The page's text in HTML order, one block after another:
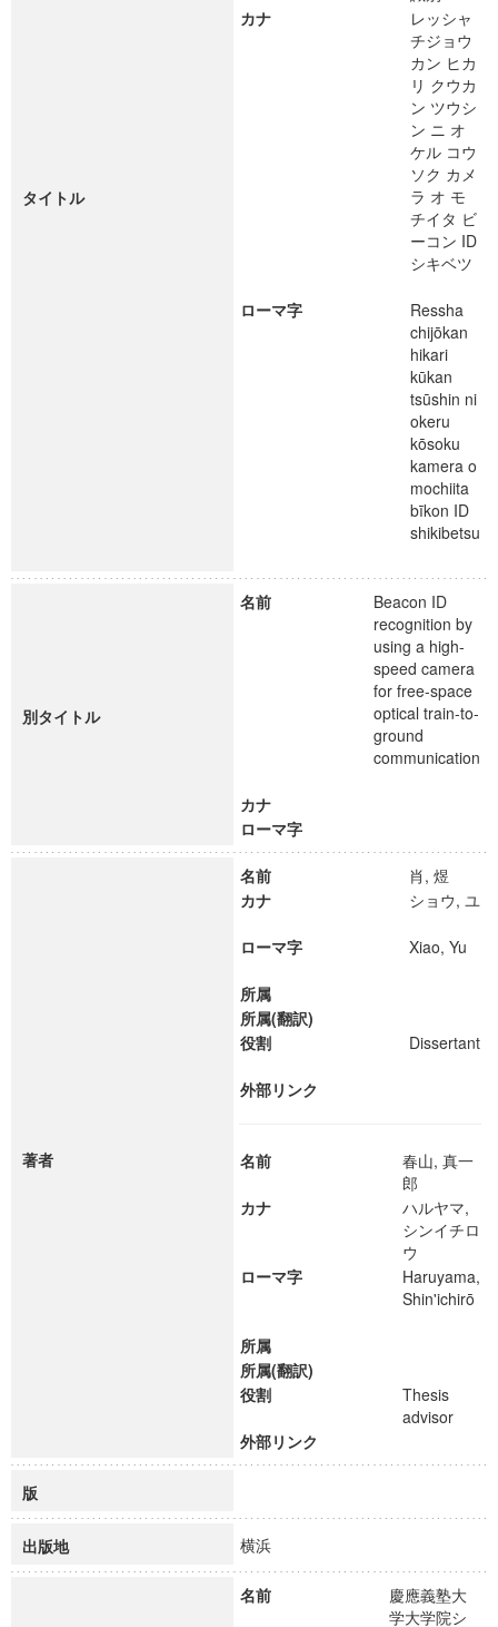
タイトル
カナ
レッシャ
チジョウ
カン ヒカ
リ クウカ
ン ツウシ
ン ニ オ
ケル コウ
ソク カメ
ラ オ モ
チイタ ビ
ーコン ID
シキベツ
ローマ字
Ressha
chijōkan
hikari
kūkan
tsūshin ni
okeru
kōsoku
kamera o
mochiita
bīkon ID
shikibetsu
別タイトル
名前
Beacon ID
recognition by
using a high-
speed camera
for free-space
optical train-to-
ground
communication
カナ
ローマ字
著者
名前
肖, 煜
カナ
ショウ, ユ
ローマ字 Xiao, Yu
所属
所属(翻訳)
役割
Dissertant
外部リンク
名前
春山, 真一
郎
カナ
ハルヤマ,
シンイチロ
ウ
ローマ字
Haruyama,
Shin'ichirō
所属
所属(翻訳)
役割
Thesis
advisor
外部リンク
版
出版地 横浜
名前
慶應義塾大
学大学院シ